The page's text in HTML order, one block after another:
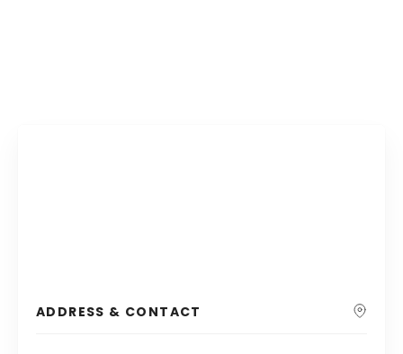
ADDRESS & CONTACT